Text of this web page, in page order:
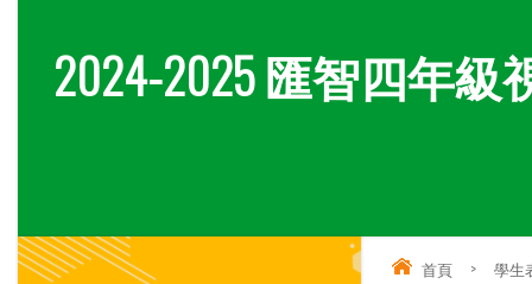
2024-2025 匯智四年級
首頁 > 學生